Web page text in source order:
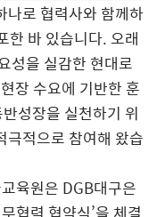
로 협력사와 함께하
한 바 있습니다. 오래
성을 실감한 현대로
장 수요에 기반한 훈
성장을 실천하기 위
극적으로 참여해 왔습
육원은 DGB대구은
협력 협약식’을 체결